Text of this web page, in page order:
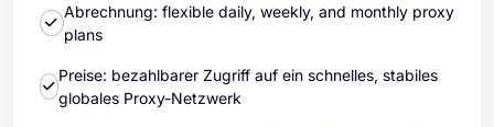
Abrechnung: flexible daily, weekly, and monthly proxy
plans
Preise: bezahlbarer Zugriff auf ein schnelles, stabiles
globales Proxy-Netzwerk